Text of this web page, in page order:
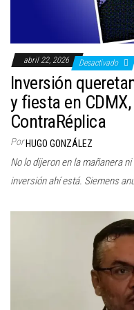
abril 22, 2026 Desactivado
Inversión
y fiesta en
ContraRéplica
Por HUGO GONZÁLEZ
No lo dijeron en la mañanera
inversión ahí está. Siemens